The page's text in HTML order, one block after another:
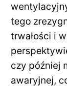
tego
trwałości i
czy później
awaryjnej,